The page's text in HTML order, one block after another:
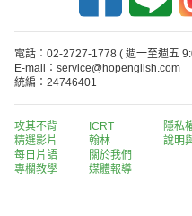
電話：02-2727-1778 ( 週一至週五
E-mail：service@hopenglish.com
統編：24746401
攻其不背
精選影片
每日片語
專欄教學
ICRT
翰林
關於我們
媒體報導
隱私
說明